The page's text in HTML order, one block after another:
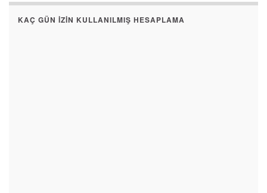
KAÇ GÜN İZIN KULLANILMIŞ HESAPLAMA